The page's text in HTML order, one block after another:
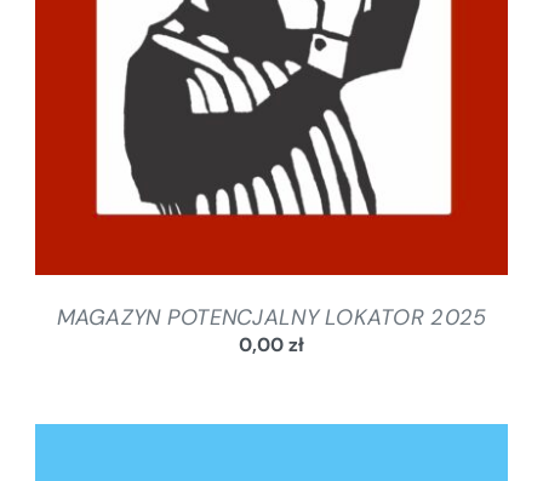
MAGAZYN POTENCJALNY LOKATOR 2025
0,00zł